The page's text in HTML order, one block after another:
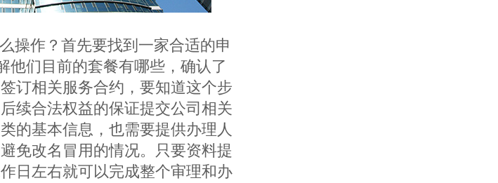
操作？首先要找到一家合适的申
他们目前的套餐有哪些，确认了
订相关服务合约，要知道这个步
续合法权益的保证提交公司相关
的基本信息，也需要提供办理人
免改名冒用的情况。只要资料提
日左右就可以完成整个审理和办